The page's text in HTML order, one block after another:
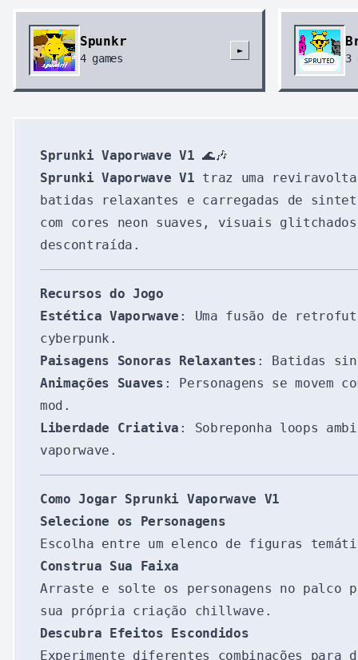
Spunkr
4games
►
3
Sprunki Vaporwave V1 🌊🎶
Sprunki Vaporwave V1 traz uma
batidas relaxantes e carregadas de
com cores neon suaves, visuais
descontraída.
Recursos do Jogo
Estética Vaporwave : Uma fusão de
cyberpunk.
Paisagens Sonoras Relaxantes : Batidas
Animações Suaves : Personagens se movem
mod.
Liberdade Criativa : Sobreponha loops
vaporwave.
Como Jogar Sprunki Vaporwave V1
Selecione os Personagens
Escolha entre um elenco de figuras
Construa Sua Faixa
Arraste e solte os personagens no palco
sua própria criação chillwave.
Descubra Efeitos Escondidos
Experimente diferentes combinações